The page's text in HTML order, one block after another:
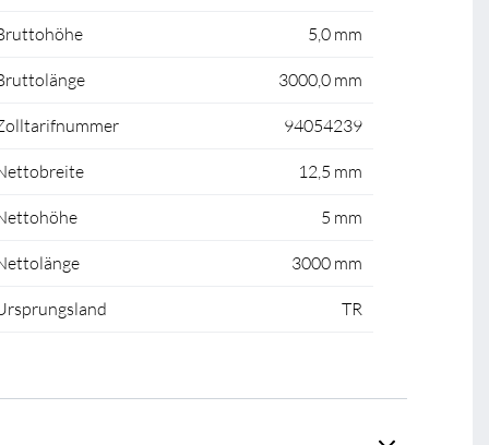
5,0 mm
3000,0 mm
94054239
12,5 mm
5 mm
3000 mm
TR